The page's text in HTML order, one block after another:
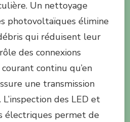
Un nettoyage
photovoltaïques élimine
qui réduisent leur
des connexions
continu qu’en
une transmission
L’inspection des LED et
électriques permet de